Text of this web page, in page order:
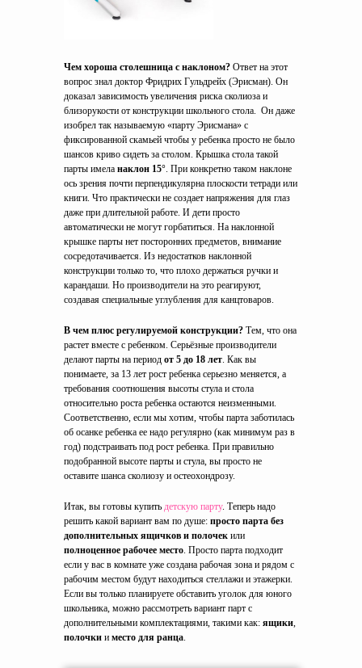
Чем хороша столешница с наклоном? Ответ на этот
вопрос знал доктор Фридрих Гульдрейх (Эрисман). Он
доказал зависимость увеличения риска сколиоза и
близорукости от конструкции школьного стола. Он даже
изобрел так называемую «парту Эрисмана» с
фиксированной скамьей чтобы у ребенка просто не было
шансов криво сидеть за столом. Крышка стола такой
парты имела наклон 15°. При конкретно таком наклоне
ось зрения почти перпендикулярна плоскости тетради или
книги. Что практически не создает напряжения для глаз
даже при длительной работе. И дети просто
автоматически не могут горбатиться. На наклонной
крышке парты нет посторонних предметов, внимание
сосредотачивается. Из недостатков наклонной
конструкции только то, что плохо держаться ручки и
карандаши. Но производители на это реагируют,
создавая специальные углубления для канцтоваров.
В чем плюс регулируемой конструкции? Тем, что она
растет вместе с ребенком. Серьёзные производители
делают парты на период от 5 до 18 лет. Как вы
понимаете, за 13 лет рост ребенка серьезно меняется, а
требования соотношения высоты стула и стола
относительно роста ребенка остаются неизменными.
Соответственно, если мы хотим, чтобы парта заботилась
об осанке ребенка ее надо регулярно (как минимум раз в
год) подстраивать под рост ребенка. При правильно
подобранной высоте парты и стула, вы просто не
оставите шанса сколиозу и остеохондрозу.
Итак, вы готовы купить детскую парту. Теперь надо
решить какой вариант вам по душе: просто парта без
дополнительных ящичков и полочек или
полноценное рабочее место. Просто парта подходит
если у вас в комнате уже создана рабочая зона и рядом с
рабочим местом будут находиться стеллажи и этажерки.
Если вы только планируете обставить уголок для юного
школьника, можно рассмотреть вариант парт с
дополнительными комплектациями, такими как: ящики,
полочки и место для ранца.